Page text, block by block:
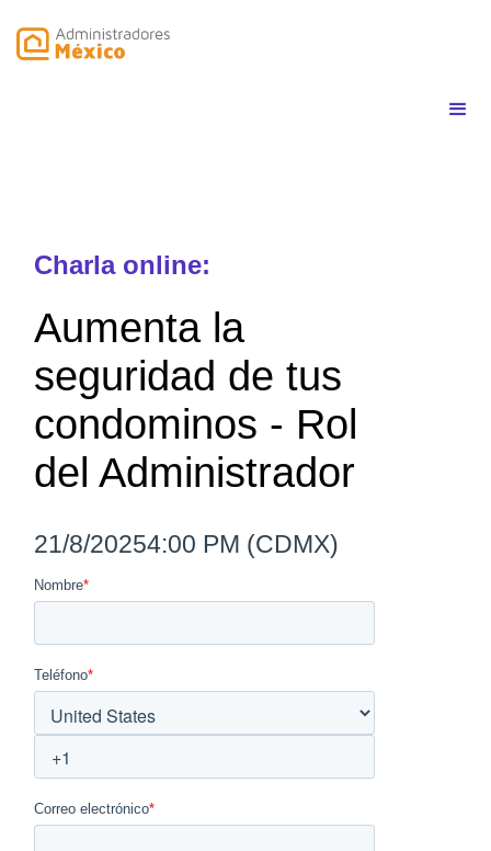
Charla online:
Aumenta la
seguridad de tus
condominos - Rol
del Administrador
21/8/20254:00 PM (CDMX)